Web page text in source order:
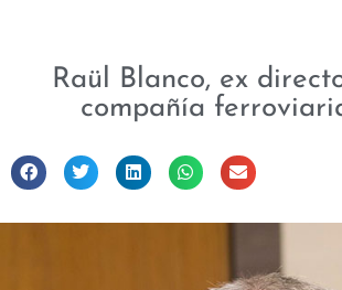
Raül Blanco, ex
compañía